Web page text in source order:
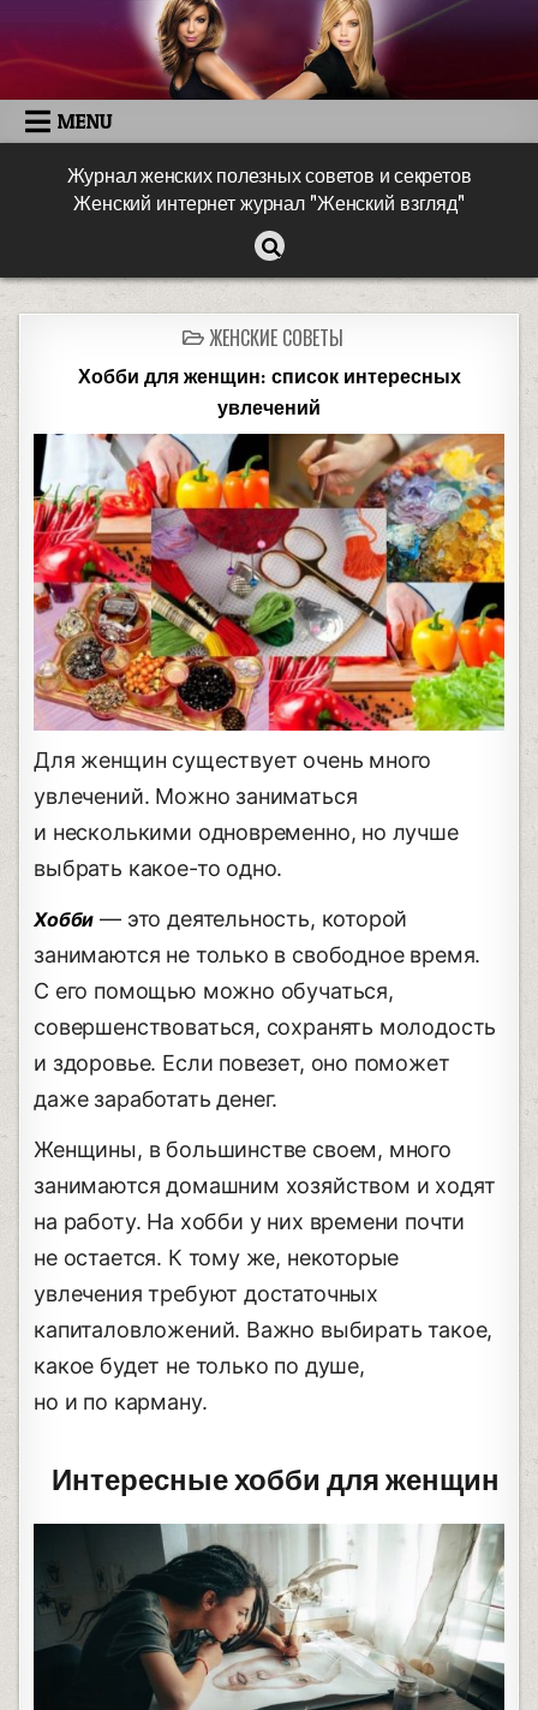
MENU
Журнал женских полезных советов и секретов
Женский интернет журнал "Женский взгляд"
ЖЕНСКИЕ СОВЕТЫ
Хобби для женщин: список интересных
увлечений
Для женщин существует очень много
увлечений. Можно заниматься
и несколькими одновременно, но лучше
выбрать какое-то одно.
Хобби — это деятельность, которой
занимаются не только в свободное время.
С его помощью можно обучаться,
совершенствоваться, сохранять молодость
и здоровье. Если повезет, оно поможет
даже заработать денег.
Женщины, в большинстве своем, много
занимаются домашним хозяйством и ходят
на работу. На хобби у них времени почти
не остается. К тому же, некоторые
увлечения требуют достаточных
капиталовложений. Важно выбирать такое,
какое будет не только по душе,
но и по карману.
Интересные хобби для женщин